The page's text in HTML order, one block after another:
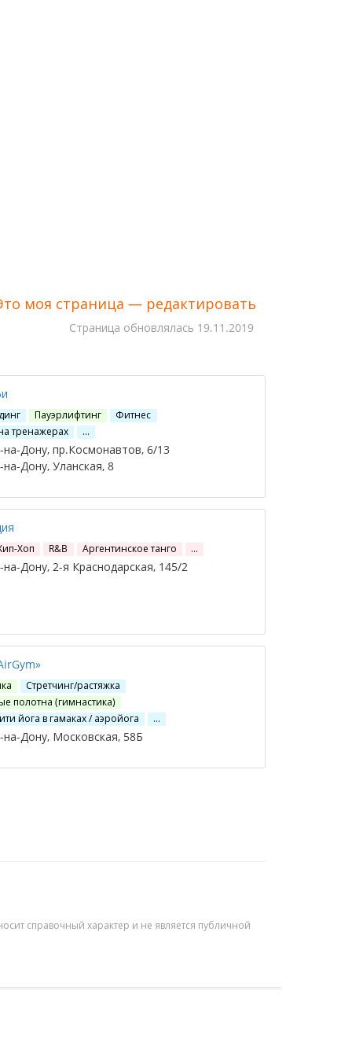
моя страница — редактировать
Cтраница обновлялась 19.11.2019
Пауэрлифтинг
Фитнес
тренажерах
…
Дону, пр.Космонавтов, 6/13
Дону, Уланская, 8
Хоп R&B Аргентинское танго …
Дону, 2-я Краснодарская, 145/2
Стретчинг/растяжка
полотна (гимнастика)
йога в гамаках / аэройога
…
Дону, Московская, 58Б
справочный характер и не является публичной